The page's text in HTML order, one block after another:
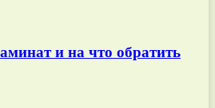
и на что обратить